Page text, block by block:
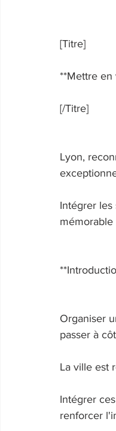
[Titre]
**Mettre en
[/Titre]
Lyon,
Intégrer les
Organiser
passer à
La ville est
Intégrer
renforcer